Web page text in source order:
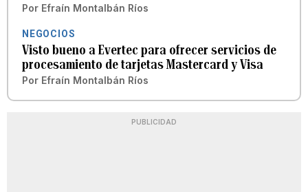
Por Efraín Montalbán Ríos
NEGOCIOS
Visto bueno a Evertec para ofrecer servicios de
procesamiento de tarjetas Mastercard y Visa
Por Efraín Montalbán Ríos
PUBLICIDAD